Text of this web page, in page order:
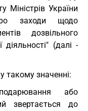
Міністрів України
заходи щодо
дозвільного
діяльності" (далі -
такому значенні:
або
звертається до